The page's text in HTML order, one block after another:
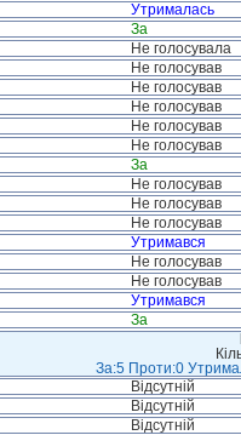
Утрималась
За
Не голосувала
Не голосував
Не голосував
Не голосував
Не голосував
Не голосував
За
Не голосував
Не голосував
Не голосував
Утримався
Не голосував
Не голосував
Утримався
За
За:5 Проти:0
Відсутній
Відсутній
Відсутній